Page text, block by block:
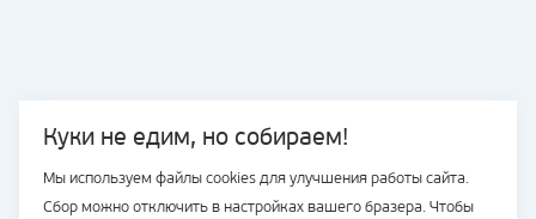
Куки не едим, но собираем!
Мы используем файлы cookies для улучшения работы сайта.
Сбор можно отключить в настройках вашего бразера. Чтобы